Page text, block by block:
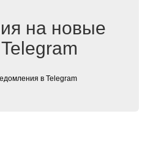
на новые
в Telegram